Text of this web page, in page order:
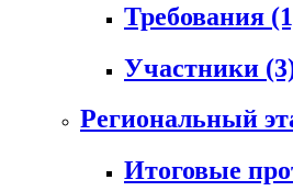
Требования
Участники
Региональный
Итоговые